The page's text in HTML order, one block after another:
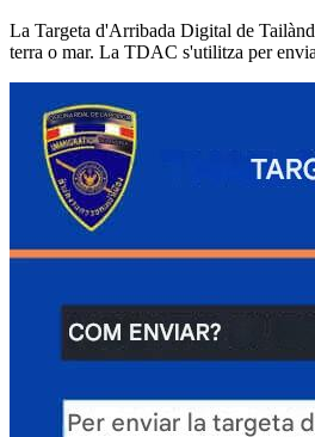
La Targeta d'Arribada Digital de
terra o mar. La TDAC s'utilitza per